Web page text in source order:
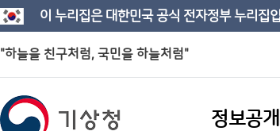
이 누리집은 대한민국 공식 전자정부 누리집
"하늘을 친구처럼, 국민을 하늘처럼"
정보공개